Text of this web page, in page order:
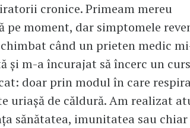
cronice. Primeam mereu
pe moment, dar simptomele
când un prieten medic
și m-a încurajat să încerc un
doar prin modul în care
uriașă de căldură. Am realizat
sănătatea, imunitatea sau chiar